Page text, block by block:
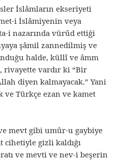
İslâmların ekseriyeti
i İslâmiyenin veya
i nazarında vürûd ettiği
şâmil zannedilmiş ve
halde, küllî ve âmm
rivayette vardır ki “Bir
diyen kalmayacak.” Yani
Türkçe ezan ve kamet
mevt gibi umûr-u gaybiye
cihetiyle gizli kaldığı
ve mevti ve nev-i beşerin